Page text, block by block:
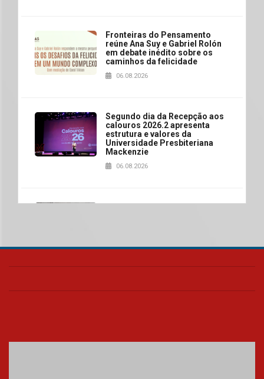
Fronteiras do Pensamento
reúne Ana Suy e Gabriel Rolón
em debate inédito sobre os
caminhos da felicidade
06.08.2026
Segundo dia da Recepção aos
calouros 2026.2 apresenta
estrutura e valores da
Universidade Presbiteriana
Mackenzie
06.08.2026
realizará nova edição da Feira